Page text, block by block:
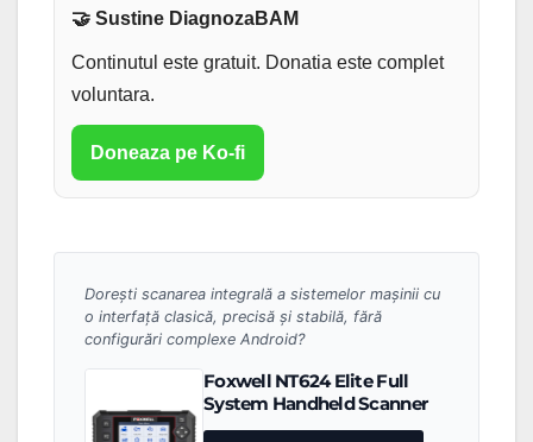
🤝 Sustine DiagnozaBAM
Continutul este gratuit. Donatia este complet
voluntara.
Doneaza pe Ko-fi
Dorești scanarea integrală a sistemelor mașinii cu
o interfață clasică, precisă și stabilă, fără
configurări complexe Android?
Foxwell NT624 Elite Full
System Handheld Scanner